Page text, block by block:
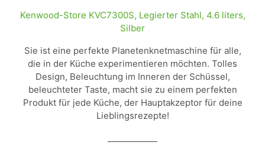
Kenwood-Store KVC7300S, Legierter Stahl, 4.6 liters,
Silber
Sie ist eine perfekte Planetenknetmaschine für alle,
die in der Küche experimentieren möchten. Tolles
Design, Beleuchtung im Inneren der Schüssel,
beleuchteter Taste, macht sie zu einem perfekten
Produkt für jede Küche, der Hauptakzeptor für deine
Lieblingsrezepte!